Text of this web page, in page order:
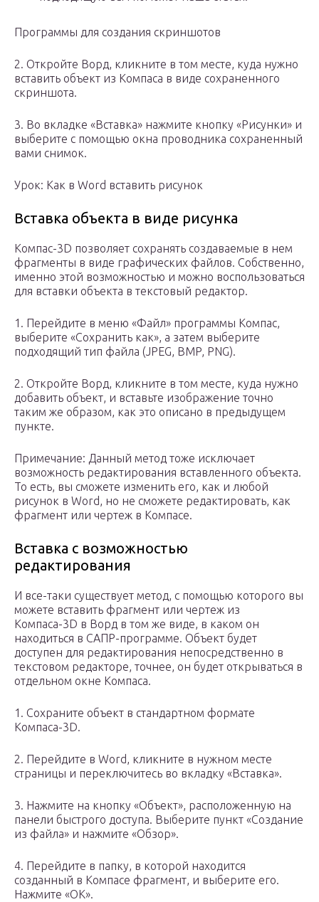
Программы для создания скриншотов
2. Откройте Ворд, кликните в том месте, куда нужно
вставить объект из Компаса в виде сохраненного
скриншота.
3. Во вкладке «Вставка» нажмите кнопку «Рисунки» и
выберите с помощью окна проводника сохраненный
вами снимок.
Урок: Как в Word вставить рисунок
Вставка объекта в виде рисунка
Компас-3D позволяет сохранять создаваемые в нем
фрагменты в виде графических файлов. Собственно,
именно этой возможностью и можно воспользоваться
для вставки объекта в текстовый редактор.
1. Перейдите в меню «Файл» программы Компас,
выберите «Сохранить как», а затем выберите
подходящий тип файла (JPEG, BMP, PNG).
2. Откройте Ворд, кликните в том месте, куда нужно
добавить объект, и вставьте изображение точно
таким же образом, как это описано в предыдущем
пункте.
Примечание: Данный метод тоже исключает
возможность редактирования вставленного объекта.
То есть, вы сможете изменить его, как и любой
рисунок в Word, но не сможете редактировать, как
фрагмент или чертеж в Компасе.
Вставка с возможностью
редактирования
И все-таки существует метод, с помощью которого вы
можете вставить фрагмент или чертеж из
Компаса-3D в Ворд в том же виде, в каком он
находиться в САПР-программе. Объект будет
доступен для редактирования непосредственно в
текстовом редакторе, точнее, он будет открываться в
отдельном окне Компаса.
1. Сохраните объект в стандартном формате
Компаса-3D.
2. Перейдите в Word, кликните в нужном месте
страницы и переключитесь во вкладку «Вставка».
3. Нажмите на кнопку «Объект», расположенную на
панели быстрого доступа. Выберите пункт «Создание
из файла» и нажмите «Обзор».
4. Перейдите в папку, в которой находится
созданный в Компасе фрагмент, и выберите его.
Нажмите «ОК».